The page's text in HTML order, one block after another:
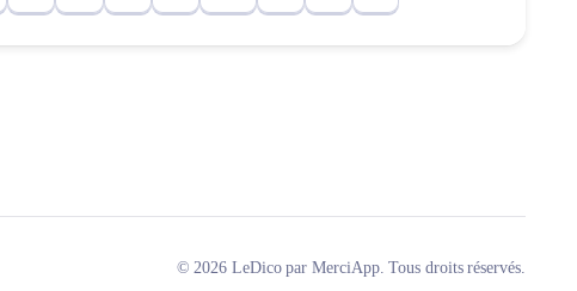
© 2026 LeDico par MerciApp. Tous droits réservés.